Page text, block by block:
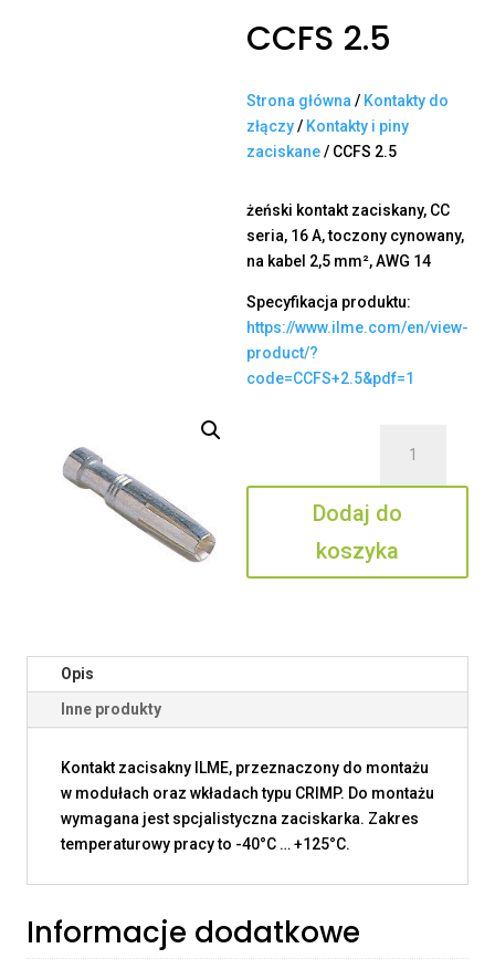
CCFS 2.5
Strona główna / Kontakty do
złączy/ Kontakty i piny
zaciskane/ CCFS 2.5
żeński kontakt zaciskany, CC
seria, 16 A, toczony cynowany,
na kabel 2,5 mm², AWG 14
Specyfikacja produktu:
https://www.ilme.com/en/view-
product/?
code=CCFS+2.5&pdf=1
CCFS
2.5
Dodaj do
koszyka
Opis
Inne produkty
Kontakt zacisakny ILME, przeznaczony do montażu
w modułach oraz wkładach typu CRIMP. Do montażu
wymagana jest spcjalistyczna zaciskarka. Zakres
temperaturowy pracy to -40°C … +125°C.
Informacje dodatkowe